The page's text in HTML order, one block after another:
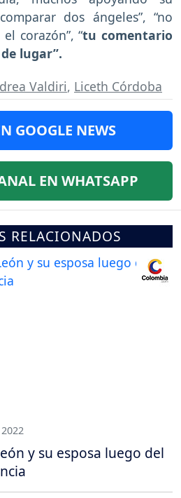
dos ángeles”, “no
corazón”, “tu comentario
lugar”.
Valdiri, Liceth Córdoba
GOOGLE NEWS
EN WHATSAPP
RELACIONADOS
y su esposa luego del